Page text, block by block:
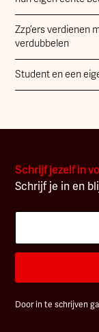
Zzp’ers verdienen
verdubbelen
Student en een
Schrijf jezelf in
Schrijf je in en
Door in te schrijven